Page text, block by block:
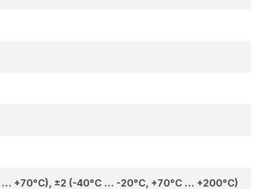
+70°C), ±2 (-40°C … -20°C, +70°C … +200°C)